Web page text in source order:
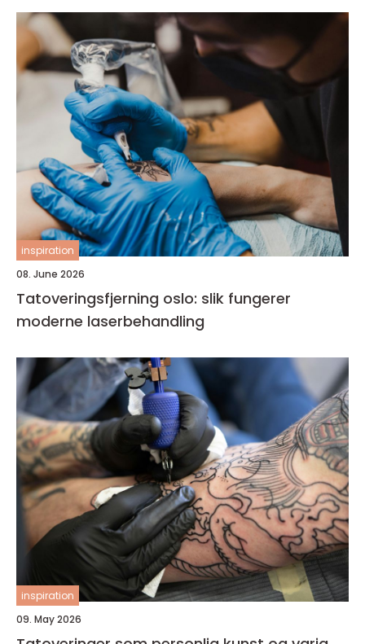
inspiration
08. June 2026
Tatoveringsfjerning oslo: slik fungerer
moderne laserbehandling
inspiration
09. May 2026